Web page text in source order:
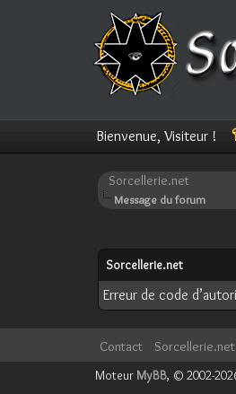
Bienvenue, Visiteur !
Sorcellerie.net
Message du forum
Sorcellerie.net
Erreur de code
Contact Sorcellerie.net
Moteur MyBB, © 2002-